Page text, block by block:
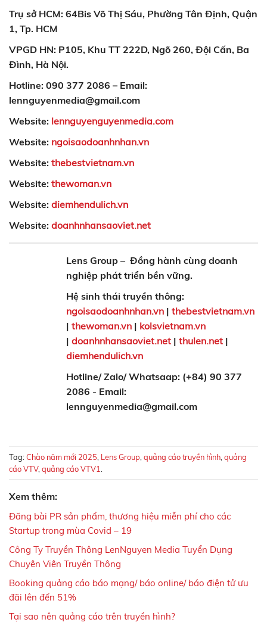
Trụ sở HCM: 64Bis Võ Thị Sáu, Phường Tân Định, Quận
1, Tp. HCM
VPGD HN: P105, Khu TT 222D, Ngõ 260, Đội Cấn, Ba
Đình, Hà Nội.
Hotline: 090 377 2086 – Email:
lennguyenmedia@gmail.com
Website: lennguyenguyenmedia.com
Website: ngoisaodoanhnhan.vn
Website: thebestvietnam.vn
Website: thewoman.vn
Website: diemhendulich.vn
Website: doanhnhansaoviet.net
Lens Group – Đồng hành cùng doanh
nghiệp phát triển bền vững.
Hệ sinh thái truyền thông:
ngoisaodoanhnhan.vn | thebestvietnam.vn
| thewoman.vn | kolsvietnam.vn
| doanhnhansaoviet.net | thulen.net |
diemhendulich.vn
Hotline/ Zalo/ Whatsaap: (+84) 90 377
2086 - Email:
lennguyenmedia@gmail.com
Tag:Chào năm mới 2025 Lens Group quảng cáo truyền hình quảng
cáo VTV, quảng cáo VTV1
Xem thêm:
Đăng bài PR sản phẩm, thương hiệu miễn phí cho các
Startup trong mùa Covid – 19
Công Ty Truyền Thông LenNguyen Media Tuyển Dụng
Chuyên Viên Truyền Thông
Booking quảng cáo báo mạng/ báo online/ báo điện tử ưu
đãi lên đến 51%
Tại sao nên quảng cáo trên truyền hình?